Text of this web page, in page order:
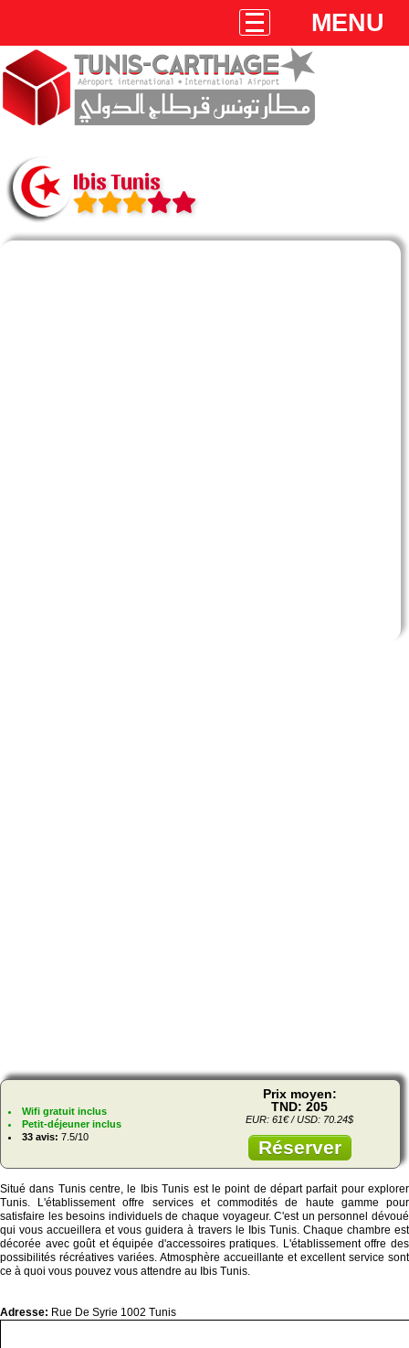
MENU
Ibis Tunis
Wifi gratuit inclus
Petit-déjeuner inclus
33 avis: 7.5/10
Prix moyen:
TND: 205
EUR: 61€ / USD: 70.24$
Réserver
Situé dans Tunis centre, le Ibis Tunis est le point de départ parfait pour explorer
Tunis. L'établissement offre services et commodités de haute gamme pour
satisfaire les besoins individuels de chaque voyageur. C'est un personnel dévoué
qui vous accueillera et vous guidera à travers le Ibis Tunis. Chaque chambre est
décorée avec goût et équipée d'accessoires pratiques. L'établissement offre des
possibilités récréatives variées. Atmosphère accueillante et excellent service sont
ce à quoi vous pouvez vous attendre au Ibis Tunis.
Adresse: Rue De Syrie 1002 Tunis